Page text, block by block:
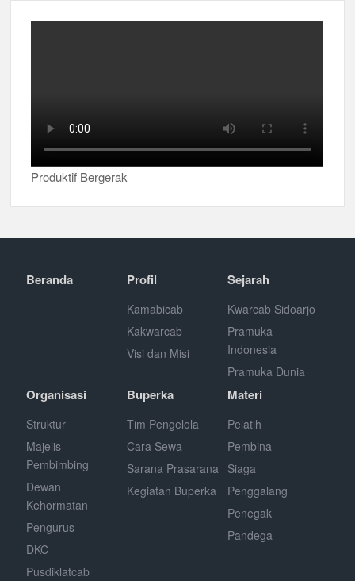
Produktif Bergerak
Beranda Profil
Kamabicab
Kakwarcab
Visi dan Misi
Sejarah
Kwarcab Sidoarjo
Pramuka
Indonesia
Pramuka Dunia
Organisasi
Struktur
Majelis
Pembimbing
Dewan
Kehormatan
Pengurus
DKC
Pusdiklatcab
Buperka
Tim Pengelola
Cara Sewa
Sarana Prasarana
Kegiatan Buperka
Materi
Pelatih
Pembina
Siaga
Penggalang
Penegak
Pandega